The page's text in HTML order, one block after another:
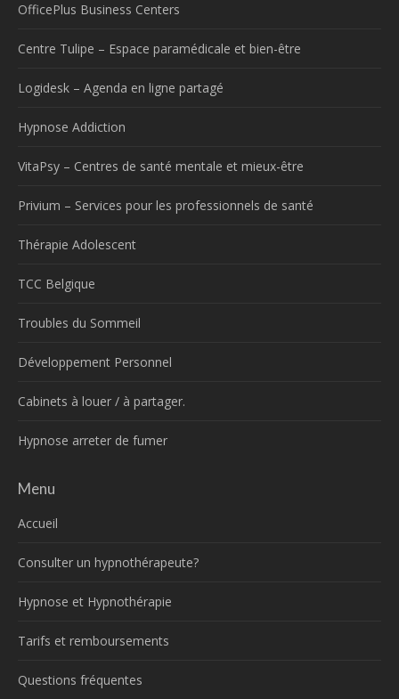
OfficePlus Business Centers
Centre Tulipe – Espace paramédicale et bien-être
Logidesk – Agenda en ligne partagé
Hypnose Addiction
VitaPsy – Centres de santé mentale et mieux-être
Privium – Services pour les professionnels de santé
Thérapie Adolescent
TCC Belgique
Troubles du Sommeil
Développement Personnel
Cabinets à louer / à partager.
Hypnose arreter de fumer
Menu
Accueil
Consulter un hypnothérapeute?
Hypnose et Hypnothérapie
Tarifs et remboursements
Questions fréquentes